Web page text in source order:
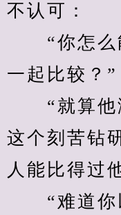
不认可：
“你怎么
一起比较？”
“就算他
这个刻苦钻
人能比得过
“难道你